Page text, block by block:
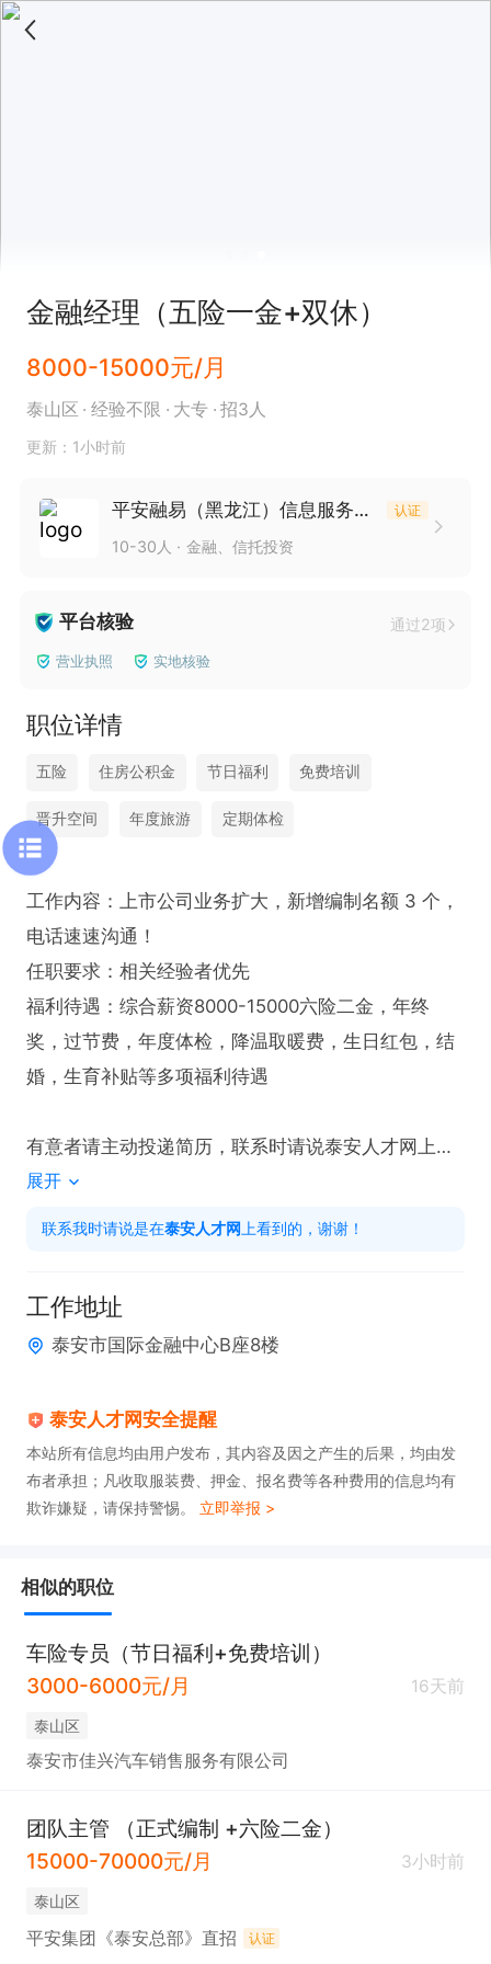
金融经理（五险一金+双休）
8000-15000元/月
泰山区 经验不限 大专 招3人
更新：1小时前
平安融易（黑龙江）信息服务有限公司泰安分公司 认证
10-30人 金融、信托投资
平台核验 通过2项
营业执照 实地核验
职位详情
五险 住房公积金 节日福利 免费培训
晋升空间 年度旅游 定期体检
工作内容：上市公司业务扩大，新增编制名额 3 个，
电话速速沟通！
任职要求：相关经验者优先
福利待遇：综合薪资8000-15000六险二金，年终
奖，过节费，年度体检，降温取暖费，生日红包，结
婚，生育补贴等多项福利待遇
有意者请主动投递简历，联系时请说泰安人才网上看
到的！！
展开
联系我时请说是在泰安人才网 上看到的，谢谢！
工作地址
泰安市国际金融中心B座8楼
泰安人才网安全提醒
本站所有信息均由用户发布，其内容及因之产生的后果，均由发
布者承担；凡收取服装费、押金、报名费等各种费用的信息均有
欺诈嫌疑，请保持警惕。 立即举报 >
相似的职位
车险专员（节日福利+免费培训）
3000-6000元/月
16天前
泰山区
泰安市佳兴汽车销售服务有限公司
团队主管 （正式编制 +六险二金）
15000-70000元/月
3小时前
泰山区
平安集团《泰安总部》直招 认证